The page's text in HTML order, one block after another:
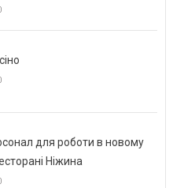
для роботи в новому
Ніжина